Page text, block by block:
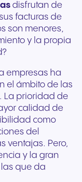
disfrutan de
facturas de
son menores,
y la propia
empresas ha
el ámbito de las
La prioridad de
calidad de
como
del
ventajas. Pero,
y la gran
que da